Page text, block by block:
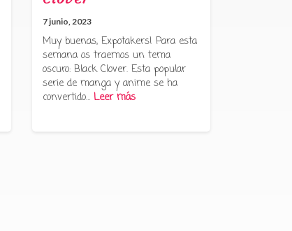
7 junio, 2023
Muy buenas, Expotakers! Para esta
semana os traemos un tema
oscuro: Black Clover. Esta popular
serie de manga y anime se ha
convertido… Leer más